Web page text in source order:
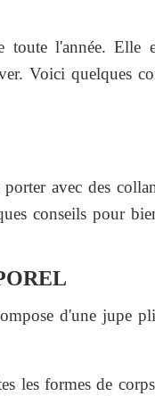
l'année. Elle
Voici quelques
avec des
conseils pour
d'une jupe
les formes de